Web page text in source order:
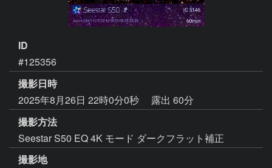
ID
#125356
撮影日時
2025年8月26日 22時0分0秒
露出 60分
撮影方法
Seestar S50 EQ 4K モード ダークフラット補正
撮影地